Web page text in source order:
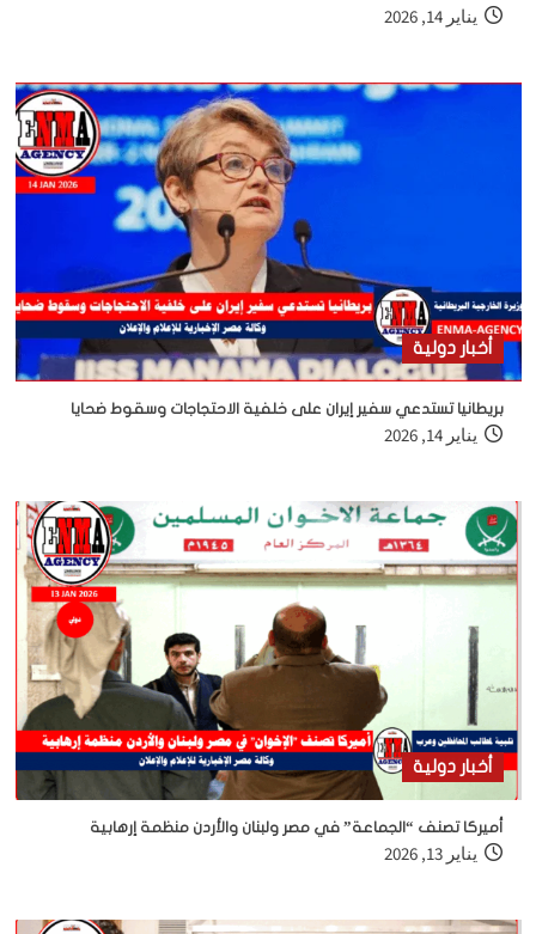
يناير 14, 2026
أخبار دولية
بريطانيا تستدعي سفير إيران على خلفية الاحتجاجات وسقوط ضحايا
يناير 14, 2026
أخبار دولية
أميركا تصنف “الجماعة” في مصر ولبنان والأردن منظمة إرهابية
يناير 13, 2026